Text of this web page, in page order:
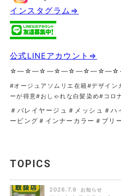
インスタグラム⇒
公式LINEアカウント⇒
#オージュアソムリエ在籍#デザイン
ーが得意#おしゃれな白髪染め#コロ
＃バレイヤージュ＃メッシュ＃
ービング＃インナーカラー＃ブリ
TOPICS
2026.7.9 お知らせ